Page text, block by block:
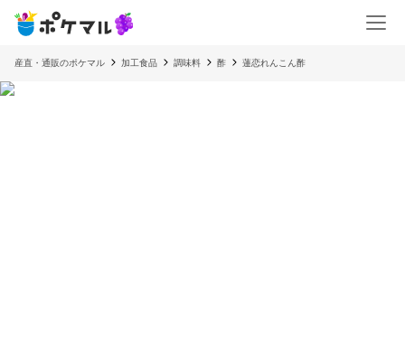
産直・通販のポケマル 加工食品 調味料 酢 蓮恋れんこん酢